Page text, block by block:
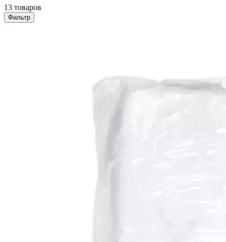
13 товаров
Фильтр